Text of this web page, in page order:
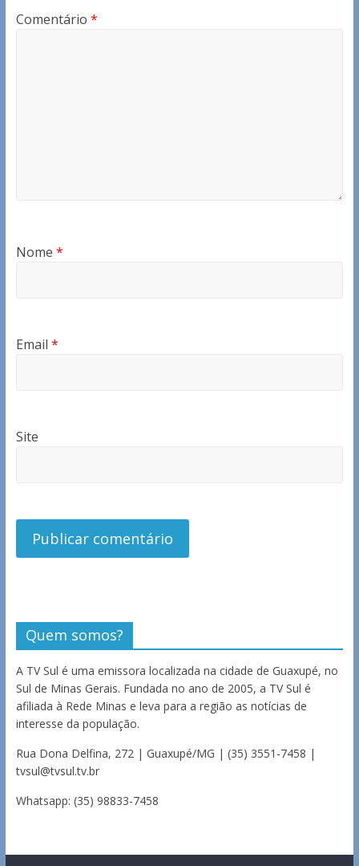
Comentário *
Nome *
Email *
Site
Quem somos?
A TV Sul é uma emissora localizada na cidade de Guaxupé, no
Sul de Minas Gerais. Fundada no ano de 2005, a TV Sul é
afiliada à Rede Minas e leva para a região as notícias de
interesse da população.
Rua Dona Delfina, 272 | Guaxupé/MG | (35) 3551-7458 |
tvsul@tvsul.tv.br
Whatsapp: (35) 98833-7458